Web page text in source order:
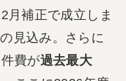
月補正で成立しま
の見込み。さらに
費が過去最大